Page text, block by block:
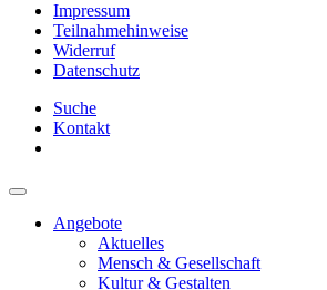
Impressum
Teilnahmehinweise
Widerruf
Datenschutz
Suche
Kontakt
Angebote
Aktuelles
Mensch & Gesellschaft
Kultur & Gestalten